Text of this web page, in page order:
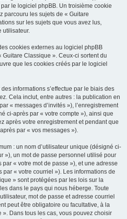
le logiciel phpBB. Un troisième cookie
parcouru les sujets de « Guitare
sur les sujets que vous avez lus,
utilisateur.
cookies externes au logiciel phpBB
Classique ». Ceux-ci sortent du
que les cookies créés par le logiciel
informations s’effectue par le biais des
Cela inclut, entre autres : la publication en
« messages d’invités »), l’enregistrement
ci-après par « votre compte »), ainsi que
après votre enregistrement et pendant que
par « vos messages »).
: un nom d’utilisateur unique (désigné ci-
»), un mot de passe personnel utilisé pour
« votre mot de passe »), et une adresse
« votre courriel »). Les informations de
» sont protégées par les lois sur la
dans le pays qui nous héberge. Toute
mot de passe et adresse courriel
peut être obligatoire ou facultative, à la
Dans tous les cas, vous pouvez choisir